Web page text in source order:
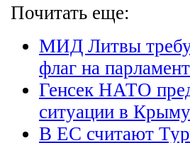
Почитать еще:
МИД Литвы
флаг на
Генсек НАТО
ситуации в Крыму
В ЕС считают